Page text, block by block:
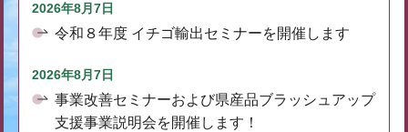
2026年8月7日
令和８年度 イチゴ輸出セミナーを開催します
2026年8月7日
事業改善セミナーおよび県産品ブラッシュアップ
支援事業説明会を開催します！